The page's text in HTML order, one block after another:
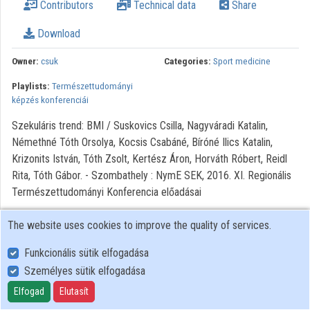
Organization playlists
Contributors Technical data Share
Download
Owner: csuk Categories: Sport medicine
Playlists: Természettudományi
képzés konferenciái
Szekuláris trend: BMI / Suskovics Csilla, Nagyváradi Katalin,
Némethné Tóth Orsolya, Kocsis Csabáné, Bíróné Ilics Katalin,
Krizonits István, Tóth Zsolt, Kertész Áron, Horváth Róbert, Reidl
Rita, Tóth Gábor. - Szombathely : NymE SEK, 2016. XI. Regionális
Természettudományi Konferencia előadásai
User Policy
Adatkezelési tájékoztató (en)
Cookie Policy
The website uses cookies to improve the quality of services.
Funkcionális sütik elfogadása
Személyes sütik elfogadása
Elfogad Elutasít